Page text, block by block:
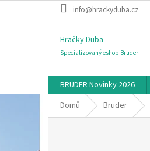
na
info@hrackyduba.cz
Hračky Duba
Specializovaný eshop Bruder
BRUDER Novinky 2026
Domů
Bruder